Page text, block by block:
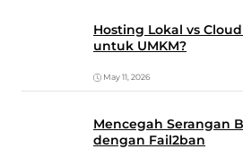
Hosting Lokal vs
untuk UMKM?
May 11, 2026
Mencegah Serangan
dengan Fail2ban